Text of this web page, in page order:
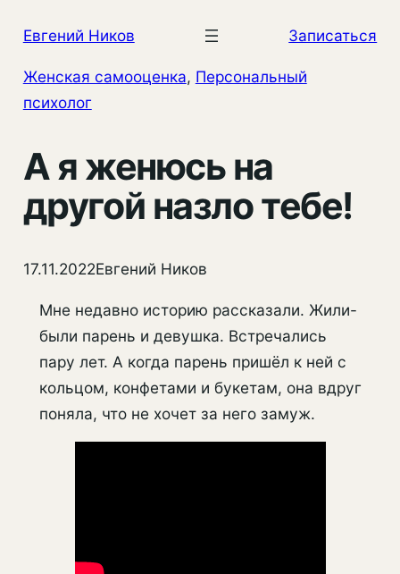
содержимому
Евгений Ников Записаться
Женская самооценка, Персональный
психолог
А я женюсь на
другой назло тебе!
17.11.2022Евгений Ников
Мне недавно историю рассказали. Жили-
были парень и девушка. Встречались
пару лет. А когда парень пришёл к ней с
кольцом, конфетами и букетам, она вдруг
поняла, что не хочет за него замуж.